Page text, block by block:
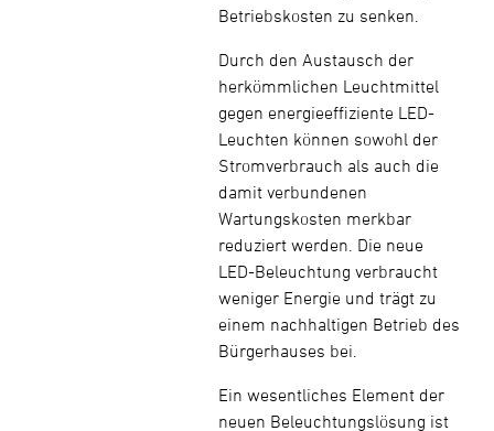
Betriebskosten zu senken.
Durch den Austausch der
herkömmlichen Leuchtmittel
gegen energieeffiziente LED-
Leuchten können sowohl der
Stromverbrauch als auch die
damit verbundenen
Wartungskosten merkbar
reduziert werden. Die neue
LED-Beleuchtung verbraucht
weniger Energie und trägt zu
einem nachhaltigen Betrieb des
Bürgerhauses bei.
Ein wesentliches Element der
neuen Beleuchtungslösung ist